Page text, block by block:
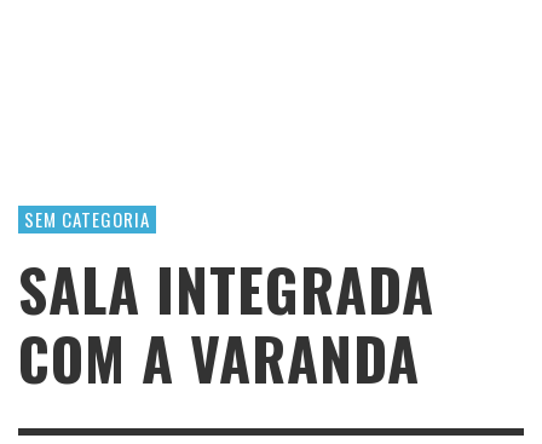
SEM CATEGORIA
SALA INTEGRADA
COM A VARANDA